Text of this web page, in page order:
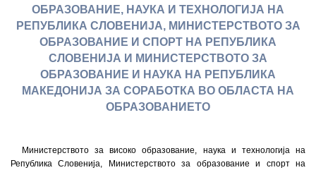
ОБРАЗОВАНИЕ, НАУКА И ТЕХНОЛОГИЈА НА
РЕПУБЛИКА СЛОВЕНИЈА, МИНИСТЕРСТВОТО ЗА
ОБРАЗОВАНИЕ И СПОРТ НА РЕПУБЛИКА
СЛОВЕНИЈА И МИНИСТЕРСТВОТО ЗА
ОБРАЗОВАНИЕ И НАУКА НА РЕПУБЛИКА
МАКЕДОНИЈА ЗА СОРАБОТКА ВО ОБЛАСТА НА
ОБРАЗОВАНИЕТО
Министерството за високо образование, наука и технологија на
Република Словенија, Министерството за образование и спорт на